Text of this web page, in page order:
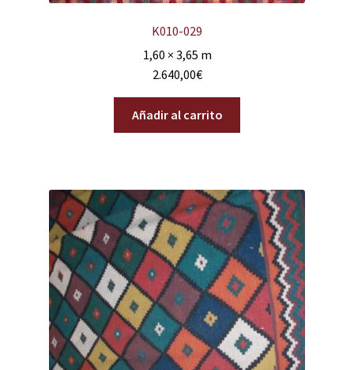
K010-029
1,60 × 3,65 m
2.640,00€
Añadir al carrito